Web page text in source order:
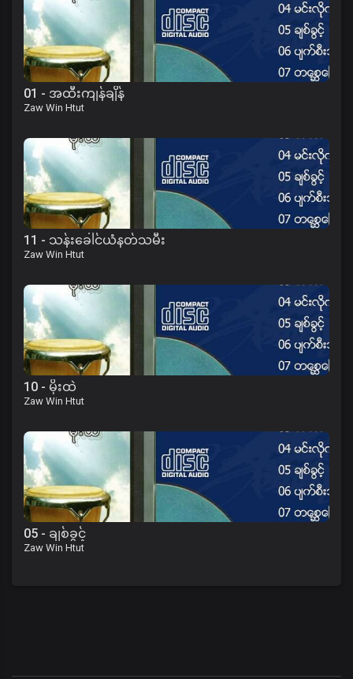
01 - အထီးကျန်ချိန်
Zaw Win Htut
11 - သန်းခေါင်ယံနတ်သမီး
Zaw Win Htut
10 - မိုးထဲ
Zaw Win Htut
05 - ချစ်ခွင့်
Zaw Win Htut